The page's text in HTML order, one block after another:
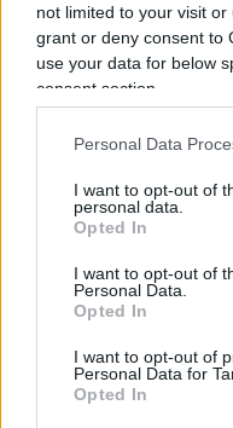
not limited to your visit
grant or deny consent to
use your data for below
consent section.
Personal Data
I want to opt-out of
personal data.
Opted In
I want to opt-out of
Personal Data.
Opted In
I want to opt-out of
Personal Data for
Opted In
“La
le tre verità
diDavide Ciampini